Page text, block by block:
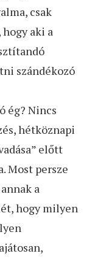
csak
aki a
szándékozó
ég? Nincs
hétköznapi
előtt
Most persze
a
hogy milyen